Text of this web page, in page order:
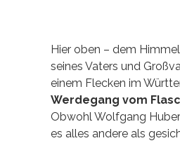
Hier oben – dem
seines Vaters und
einem Flecken im
Werdegang vom
Obwohl Wolfgang
es alles andere als